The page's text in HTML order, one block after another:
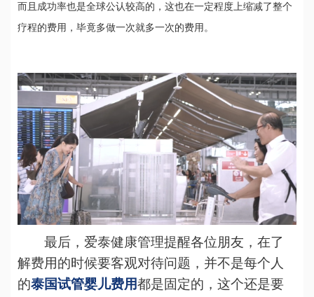
而且成功率也是全球公认较高的，这也在一定程度上缩减了整个
疗程的费用，毕竟多做一次就多一次的费用。
最后，爱泰健康管理提醒各位朋友，在了
解费用的时候要客观对待问题，并不是每个人
的泰国试管婴儿费用都是固定的，这个还是要